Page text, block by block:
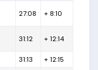
27:08 + 8:10
31:12 + 12:14
31:13
+ 12:15